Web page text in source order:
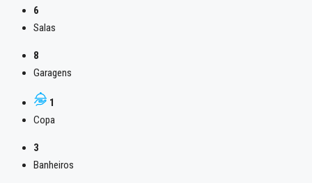
6
Salas
8
Garagens
1
Copa
3
Banheiros